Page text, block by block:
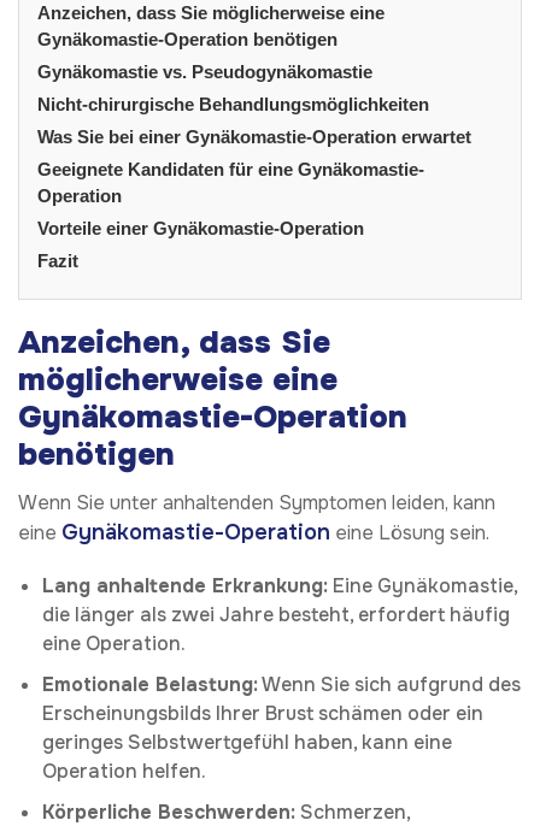
Anzeichen, dass Sie möglicherweise eine
Gynäkomastie-Operation benötigen
Gynäkomastie vs. Pseudogynäkomastie
Nicht-chirurgische Behandlungsmöglichkeiten
Was Sie bei einer Gynäkomastie-Operation erwartet
Geeignete Kandidaten für eine Gynäkomastie-
Operation
Vorteile einer Gynäkomastie-Operation
Fazit
Anzeichen, dass Sie
möglicherweise eine
Gynäkomastie-Operation
benötigen
Wenn Sie unter anhaltenden Symptomen leiden, kann
eine Gynäkomastie-Operation eine Lösung sein.
Lang anhaltende Erkrankung: Eine Gynäkomastie,
die länger als zwei Jahre besteht, erfordert häufig
eine Operation.
Emotionale Belastung:Wenn Sie sich aufgrund des
Erscheinungsbilds Ihrer Brust schämen oder ein
geringes Selbstwertgefühl haben, kann eine
Operation helfen.
Körperliche Beschwerden: Schmerzen,